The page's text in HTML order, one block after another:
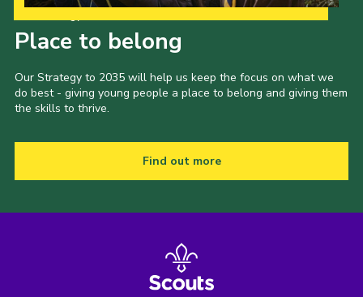
Place to belong
Our Strategy to 2035 will help us keep the focus on what we
do best - giving young people a place to belong and giving them
the skills to thrive.
Find out more